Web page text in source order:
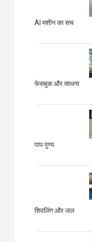
AI मशीन का सच
फेसबुक और साधना
पाप पुण्य
शिवलिंग और जल